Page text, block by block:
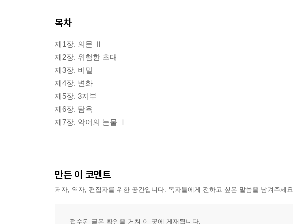
목차
제1장. 의문 Ⅱ
제2장. 위험한 초대
제3장. 비밀
제4장. 변화
제5장. 3지부
제6장. 탐욕
제7장. 악어의 눈물 Ⅰ
만든 이 코멘트
저자, 역자, 편집자를 위한 공간입니다. 독자들에게 전하고 싶은 말씀을 남겨주세요.
접수된 글은 확인을 거쳐 이 곳에 게재됩니다.